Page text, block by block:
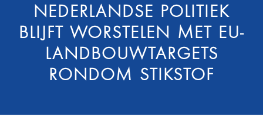
NEDERLANDSE POLITIEK
BLIJFT WORSTELEN MET EU-
LANDBOUWTARGETS
RONDOM STIKSTOF